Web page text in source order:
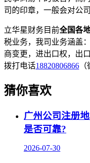
司的印章，一般会对公
立华星财务目前全国各
税业务，我司业务涵盖
商变更，进出口权，出
拨打电话18820806866
猜你喜欢
广州公司注册
是否可靠?
2026-07-30